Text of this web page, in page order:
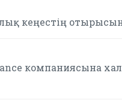
кеңестің
компаниясына